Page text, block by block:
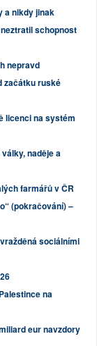
a nikdy jinak
schopnost
nepravd
začátku ruské
licenci na systém
naděje a
farmářů v ČR
(pokračování) –
sociálními
na
eur navzdory